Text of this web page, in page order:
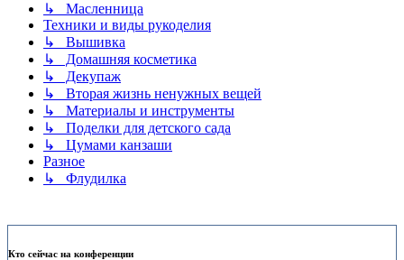
↳ Масленница
Техники и виды рукоделия
↳ Вышивка
↳ Домашняя косметика
↳ Декупаж
↳ Вторая жизнь ненужных вещей
↳ Материалы и инструменты
↳ Поделки для детского сада
↳ Цумами канзаши
Разное
↳ Флудилка
Кто сейчас на конференции